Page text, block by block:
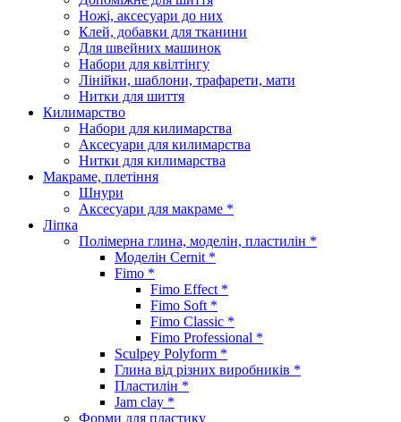
Ножі, аксесуари до них
Клей, добавки для тканини
Для швейних машинок
Набори для квілтінгу
Лінійки, шаблони, трафарети, мати
Нитки для шиття
Килимарство
Набори для килимарства
Аксесуари для килимарства
Нитки для килимарства
Макраме, плетіння
Шнури
Аксесуари для макраме *
Ліпка
Полімерна глина, моделін, пластилін *
Моделін Cernit *
Fimo *
Fimo Effect *
Fimo Soft *
Fimo Classic *
Fimo Professional *
Sculpey Polyform *
Глина від різних виробників *
Пластилін *
Jam clay *
Форми для пластику